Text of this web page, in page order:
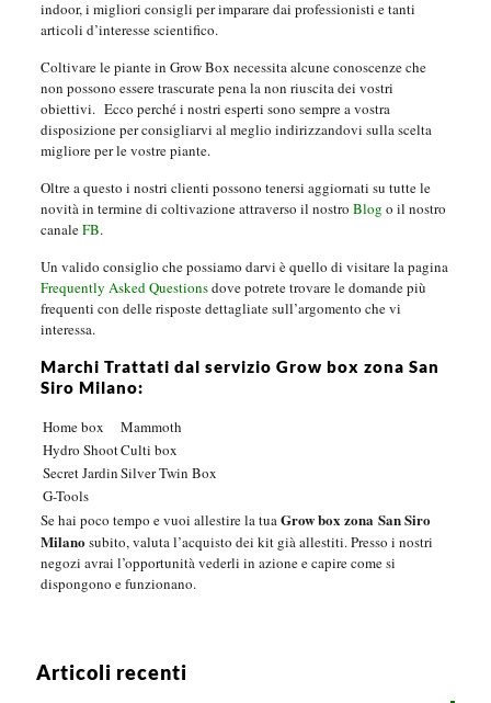
indoor, i migliori consigli per imparare dai professionisti e tanti
articoli d’interesse scientifico.
Coltivare le piante in Grow Box necessita alcune conoscenze che
non possono essere trascurate pena la non riuscita dei vostri
obiettivi. Ecco perché i nostri esperti sono sempre a vostra
disposizione per consigliarvi al meglio indirizzandovi sulla scelta
migliore per le vostre piante.
Oltre a questo i nostri clienti possono tenersi aggiornati su tutte le
novità in termine di coltivazione attraverso il nostro Blog o il nostro
canaleFB.
Un valido consiglio che possiamo darvi è quello di visitare la pagina
Frequently Asked Questionsdove potrete trovare le domande più
frequenti con delle risposte dettagliate sull’argomento che vi
interessa.
Marchi Trattati dal servizio Grow box zona San
Siro Milano:
Home box
Mammoth
Hydro ShootCulti box
Secret JardinSilver Twin Box
G-Tools
Se hai poco tempo e vuoi allestire la tuaGrow box zona San Siro
Milano subito, valuta l’acquisto dei kit già allestiti. Presso i nostri
negozi avrai l’opportunità vederli in azione e capire come si
dispongono e funzionano.
Articoli recenti